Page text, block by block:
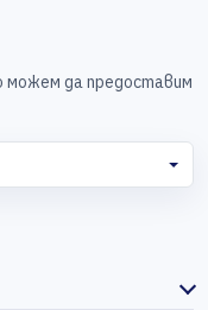
можем да предоставим